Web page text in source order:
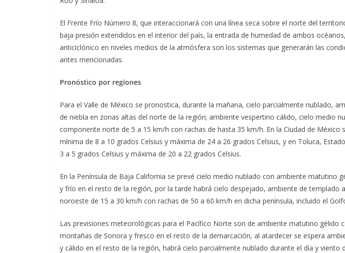
El Frente Frío Número 8, que interaccionará con una línea seca sobre el norte del
baja presión extendidos en el interior del país, la entrada de humedad de ambos
anticiclónico en niveles medios de la atmósfera son los sistemas que generarán las
antes mencionadas.
Pronóstico por regiones
Para el Valle de México se pronostica, durante la mañana, cielo parcialmente nublado,
de niebla en zonas altas del norte de la región; ambiente vespertino cálido, cielo medio
componente norte de 5 a 15 km/h con rachas de hasta 35 km/h. En la Ciudad de México
mínima de 8 a 10 grados Celsius y máxima de 24 a 26 grados Celsius, y en Toluca,
3 a 5 grados Celsius y máxima de 20 a 22 grados Celsius.
En la Península de Baja California se prevé cielo medio nublado con ambiente matutino
y frío en el resto de la región, por la tarde habrá cielo despejado, ambiente de templado
noroeste de 15 a 30 km/h con rachas de 50 a 60 km/h en dicha península, incluido el
Las previsiones meteorológicas para el Pacífico Norte son de ambiente matutino gélido
montañas de Sonora y fresco en el resto de la demarcación, al atardecer se espera
y cálido en el resto de la región, habrá cielo parcialmente nublado durante el día y viento